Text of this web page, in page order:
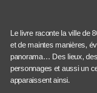
Le livre raconte la ville de
et de maintes manières,
panorama… Des lieux,
personnages et aussi un
apparaissent ainsi.